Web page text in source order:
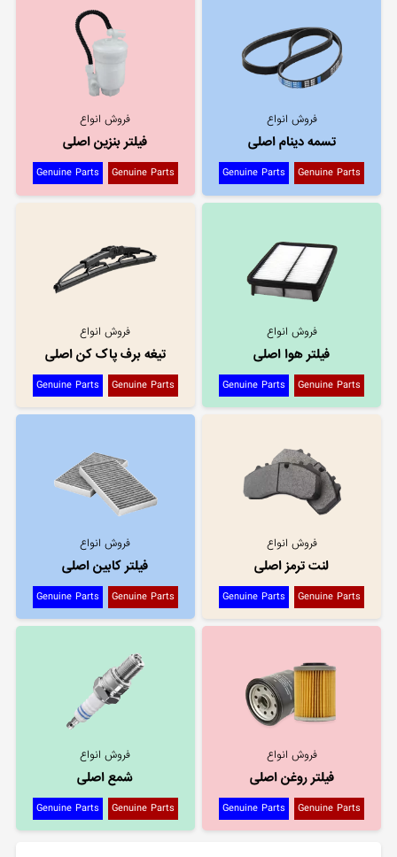
فروش انواع
تسمه دینام اصلی
Genuine Parts
Genuine Parts
فروش انواع
فیلتر بنزین اصلی
Genuine Parts
Genuine Parts
فروش انواع
فیلتر هوا اصلی
Genuine Parts
Genuine Parts
فروش انواع
تیغه برف پاک کن اصلی
Genuine Parts
Genuine Parts
فروش انواع
لنت ترمز اصلی
Genuine Parts
Genuine Parts
فروش انواع
فیلتر کابین اصلی
Genuine Parts
Genuine Parts
فروش انواع
فیلتر روغن اصلی
Genuine Parts
Genuine Parts
فروش انواع
شمع اصلی
Genuine Parts
Genuine Parts